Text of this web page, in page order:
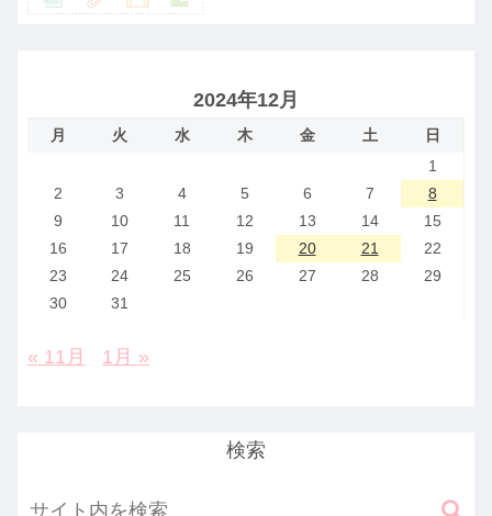
2024年12月
月 火 水 木 金 土
日
1
2
3 4 5 6 7
8
9
10 11 12 13 14
15
16
17 18 19 20 21
22
23
24 25 26 27 28
29
30
31
« 11月 1月 »
検索